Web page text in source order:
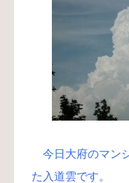
今日大府のマン
た入道雲です。